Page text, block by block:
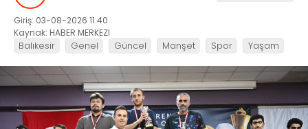
Giriş: 03-08-2026 11:40
Kaynak: HABER MERKEZİ
Balıkesir Genel Güncel Manşet Spor Yaşam